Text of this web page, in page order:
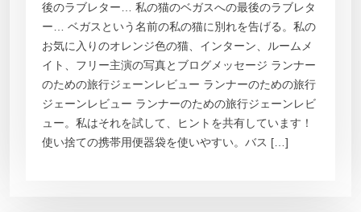
後のラブレター… 私の猫のベガスへの最後のラブレタ
ー… ベガスという名前の私の猫に別れを告げる。私の
お気に入りのオレンジ色の猫、インターン、ルームメ
イト、フリー主演の写真とブログメッセージ ランナー
のための旅行ジェーンレビュー ランナーのための旅行
ジェーンレビュー ランナーのための旅行ジェーンレビ
ュー。私はそれを試して、ヒントを共有しています！
使い捨ての携帯用便器袋を使いやすい。バス […]